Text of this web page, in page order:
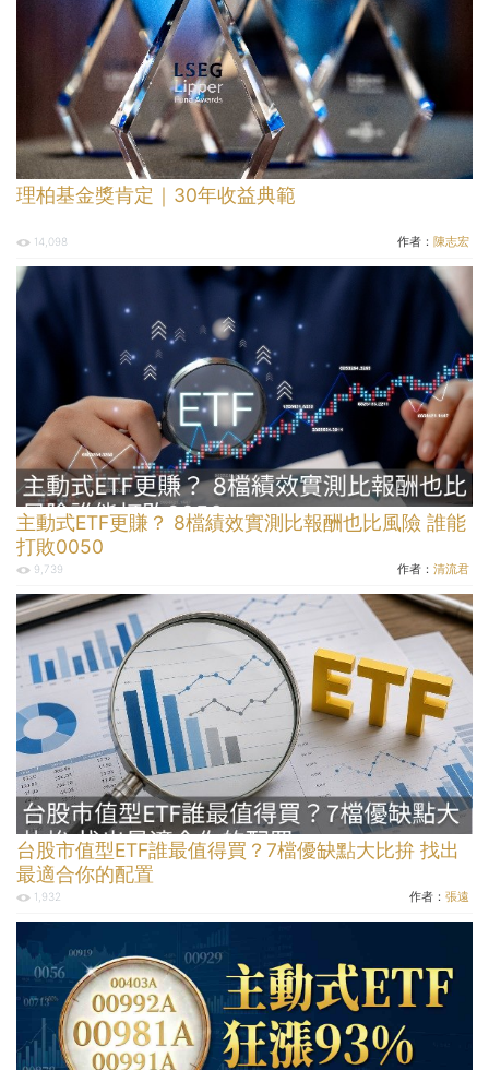
理柏基金獎肯定｜30年收益典範
14,098 作者： 陳志宏
主動式ETF更賺？ 8檔績效實測比報酬也比風險 誰能
打敗0050
9,739 作者： 清流君
台股市值型ETF誰最值得買？7檔優缺點大比拚 找出
最適合你的配置
1,932 作者： 張遠